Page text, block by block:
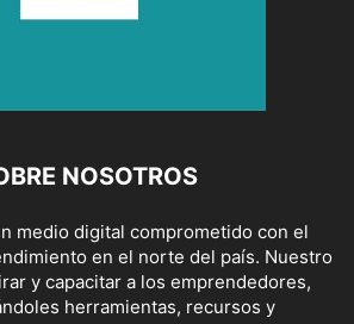
NOSOTROS
medio digital comprometido con el
en el norte del país. Nuestro
y capacitar a los emprendedores,
herramientas, recursos y